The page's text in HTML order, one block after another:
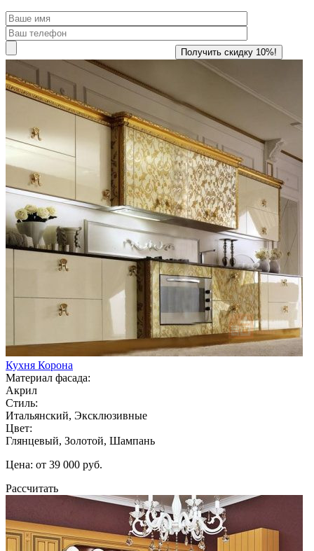
Кухня Корона
Материал фасада:
Акрил
Стиль:
Итальянский, Эксклюзивные
Цвет:
Глянцевый, Золотой, Шампань
Цена: от 39 000 руб.
Рассчитать